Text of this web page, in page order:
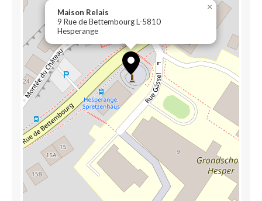
Maison Relais
9 Rue de Bettembourg L-5810
Hesperange
×